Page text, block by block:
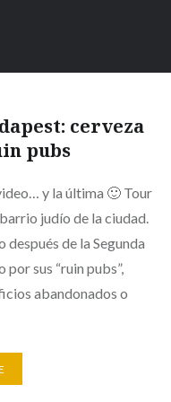
cerveza
pubs
y la última 🙂 Tour
judío de la ciudad.
de la Segunda
sus “ruin pubs”,
abandonados o